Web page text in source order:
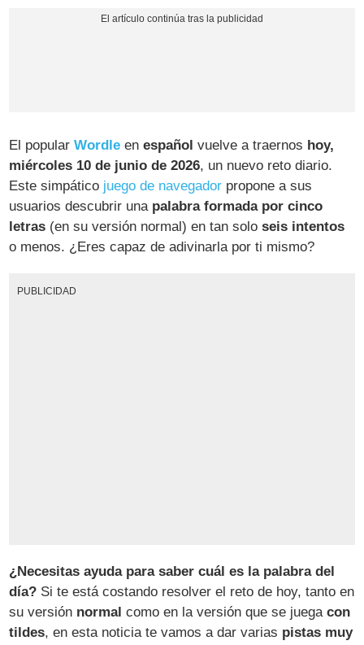
El popularWordle enespañol vuelve a traernos hoy,
miércoles 10 de junio de 2026, un nuevo reto diario.
Este simpático juego de navegador propone a sus
usuarios descubrir una palabra formada por cinco
letras (en su versión normal) en tan soloseis intentos
o menos. ¿Eres capaz de adivinarla por ti mismo?
PUBLICIDAD
¿Necesitas ayuda para saber cuál es la palabra del
día? Si te está costando resolver el reto de hoy, tanto en
su versión normal como en la versión que se juegacon
tildes, en esta noticia te vamos a dar varias pistas muy